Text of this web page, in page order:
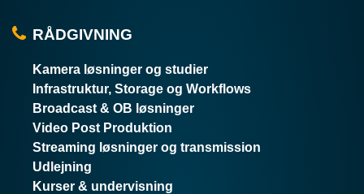
RÅDGIVNING
Kamera løsninger og studier
Infrastruktur, Storage og Workflows
Broadcast & OB løsninger
Video Post Produktion
Streaming løsninger og transmission
Udlejning
Kurser & undervisning